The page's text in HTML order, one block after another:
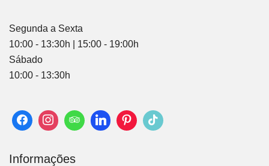
Segunda a Sexta
10:00 - 13:30h | 15:00 - 19:00h
Sábado
10:00 - 13:30h
Informações